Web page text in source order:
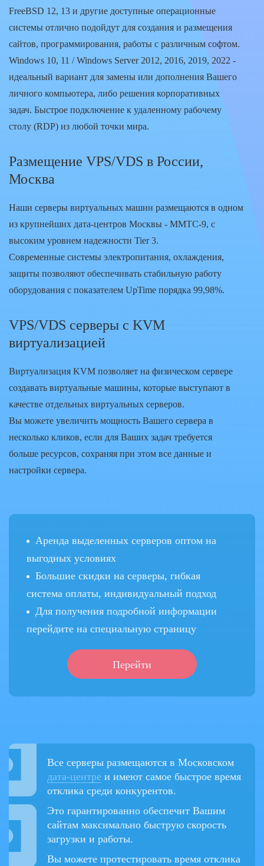
FreeBSD 12, 13 и другие доступные операционные
системы отлично подойдут для создания и размещения
сайтов, программирования, работы с различным софтом.
Windows 10, 11 / Windows Server 2012, 2016, 2019, 2022 -
идеальный вариант для замены или дополнения Вашего
личного компьютера, либо решения корпоративных
задач. Быстрое подключение к удаленному рабочему
столу (RDP) из любой точки мира.
Размещение VPS/VDS в России,
Москва
Наши серверы виртуальных машин размещаются в одном
из крупнейших дата-центров Москвы - МMTC-9, с
высоким уровнем надежности Tier 3.
Современные системы электропитания, охлаждения,
защиты позволяют обеспечивать стабильную работу
оборудования с показателем UpTime порядка 99,98%.
VPS/VDS серверы с KVM
виртуализацией
Виртуализация KVM позволяет на физическом сервере
создавать виртуальные машины, которые выступают в
качестве отдельных виртуальных серверов.
Вы можете увеличить мощность Вашего сервера в
несколько кликов, если для Ваших задач требуется
больше ресурсов, сохраняя при этом все данные и
настройки сервера.
Аренда выделенных серверов оптом на
выгодных условиях
Большие скидки на серверы, гибкая
система оплаты, индивидуальный подход
Для получения подробной информации
перейдите на специальную страницу
Перейти
Все серверы размещаются в Московском
дата-центре и имеют самое быстрое время
отклика среди конкурентов.
Это гарантированно обеспечит Вашим
сайтам максимально быструю скорость
загрузки и работы.
Вы можете протестировать время отклика